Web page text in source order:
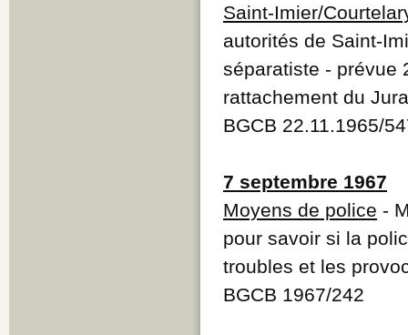
Saint-Imier/
autorités de Saint-
séparatiste - prévue
rattachement du
BGCB 22.11.1965/
7 septembre 1967
Moyens de police -
pour savoir si la
troubles et les
BGCB 1967/242